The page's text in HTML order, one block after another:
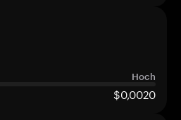
Hoch
$0,0020